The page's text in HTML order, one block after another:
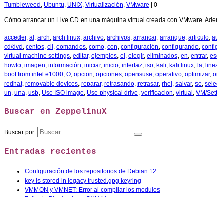
Tumbleweed , Ubuntu, UNIX, Virtualización, VMware 0
Cómo arrancar un Live CD en una máquina virtual creada con VMware.
acceder, al , arch, arch linux, archivo, archivos, arrancar, arranque, articulo,
cd/dvd , centos, cli, comandos, como, con, configuración, configurando,
virtual machine settings, editar, ejemplos, el , elegir, eliminados, en, entrar,
howto, imagen, información, iniciar, inicio, interfaz, iso, kali, kali linux, la,
boot from intel e1000, O, opcion, opciones, opensuse, operativo, optimizar,
redhat, removable devices, reparar, retrasando, retrasar, rhel , salvar, se,
un, una, usb, Use ISO image, Use physical drive, verificacion, virtual , VM/
Buscar en ZeppelinuX
Buscar por:
Entradas recientes
Configuración de los repositorios de Debian 12
key is stored in legacy trusted.gpg keyring
VMMON y VMNET: Error al compilar los modulos